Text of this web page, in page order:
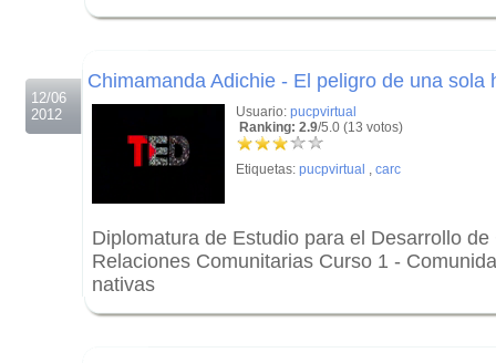
12/06
2012
Chimamanda Adichie - El peligro de una sola
Usuario: pucpvirtual
Ranking: 2.9/5.0 (13 votos)
Etiquetas: pucpvirtual , carc
Diplomatura de Estudio para el Desarrollo
Relaciones Comunitarias Curso 1 -
nativas